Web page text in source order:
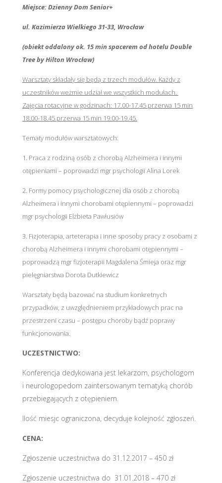
Miejsce: Dzienny Dom Senior+
ul. Kazimierza Wielkiego 31-33, Wrocław
(obiekt oddalony ok. 15 min spacerem od hotelu Double
Tree by Hilton Wrocław)
Warsztaty składały się będą z trzech modułów. Każdy z
uczestników weżmie udział we wszystkich modułach.
Zajęcia rotacyjne w godzinach: 17.00-17.45 przerwa 15 min
18.00-18.45 przerwa 15 min 19.00-19.45.
Tematy modułów warsztatowych:
1. Praca z rodziną osób z chorobą Alzheimera i innymi
otępieniami – poprowadzi mgr psychologii Alina Lorek
2. Formy pomocy psychologicznej dla osób z chorobą
Alzheimera i innymi chorobami otępiennymi – poprowadzi
mgr psychologii Elżbieta Pawłusiów
3. Fizjoterapia, arteterapia i inne sposoby pracy z osobami z
chorobą Alzheimera i innymi chorobami otępiennymi –
poprowadzą mgr fizjoterapii Magdalena Śmieja oraz mgr
pielęgniarstwa Dorota Dutkiewicz
Warsztaty będą bazować na studium konkretnych
przypadków, z uwzględnieniem przykładowych prac na
przestrzeni czasu – postępu choroby bądź poprawy
funkcjonowania.
UCZESTNICTWO:
Konferencja dedykowana jest lekarzom, psychologom
i neurologopedom zaintersowanym tematyką chorób
przebiegających z otępieniem.
Ilość miesjc ograniczona, decyduje kolejność zgłoszeń.
CENA:
Zgłoszenie uczestnictwa do 31.12.2017 – 450 zł
Zgłoszenie uczestnictwa do 31.01.2018 – 470 zł